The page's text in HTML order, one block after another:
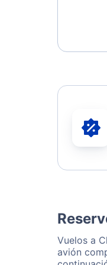
Vuelos a
avión